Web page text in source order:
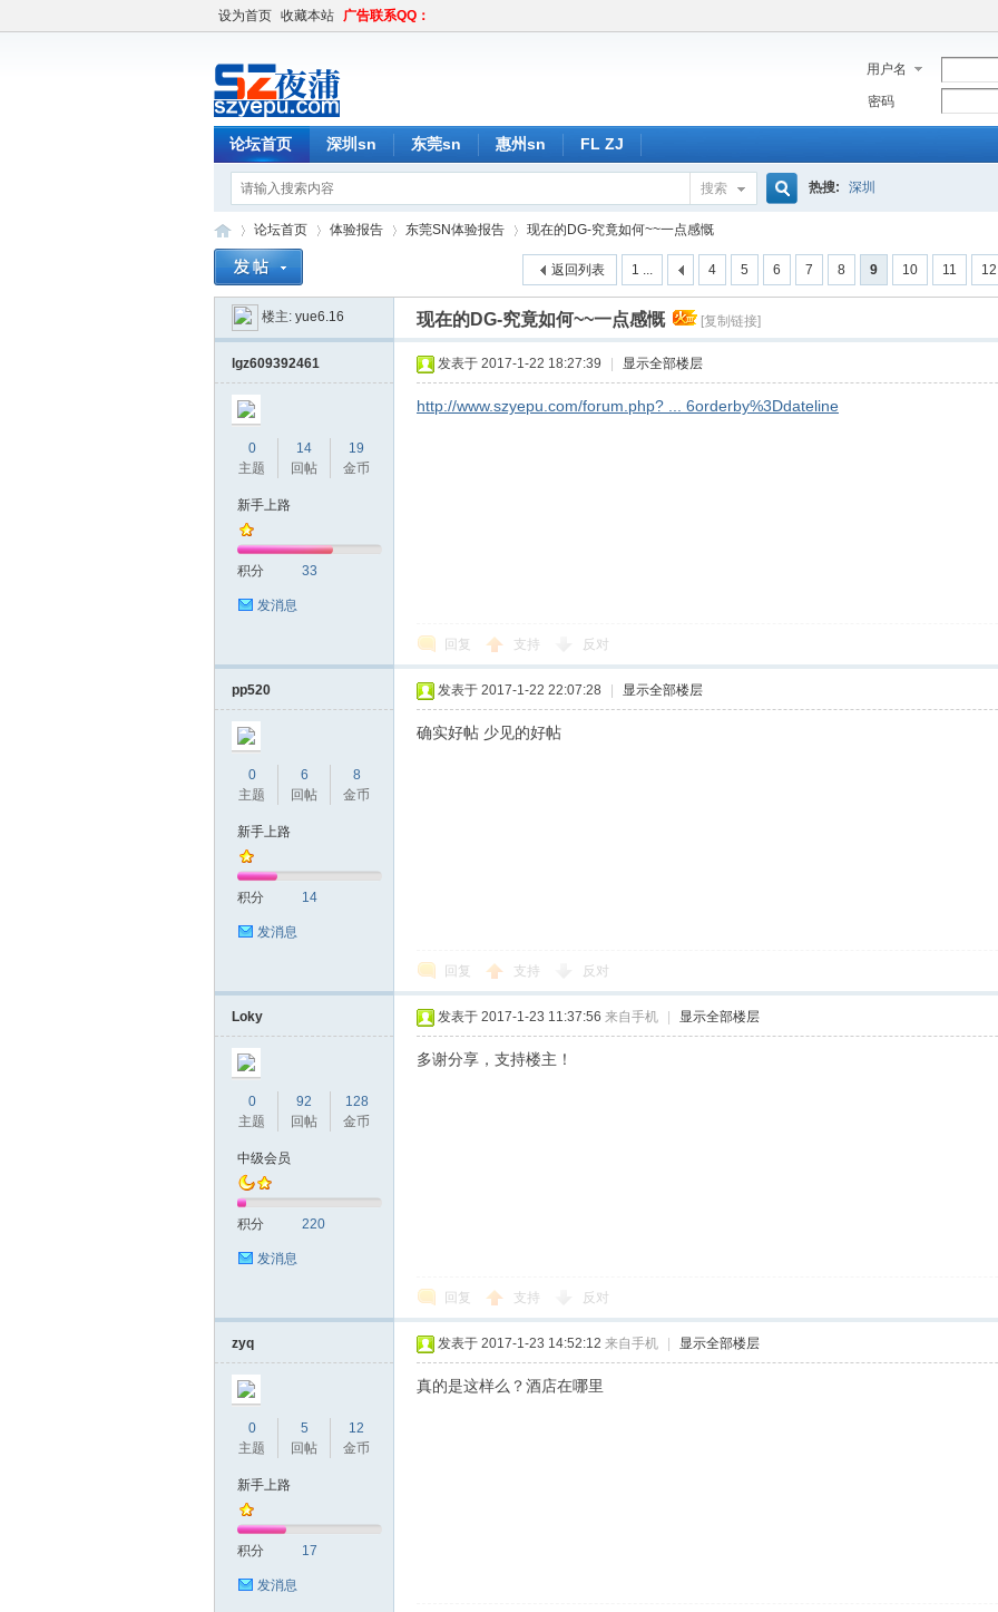
设为首页 收藏本站 广告联系QQ：
用户名
密码
论坛首页 深圳sn 东莞sn 惠州sn FL ZJ
搜索 热搜: 深圳
夜
»
论坛首页
›
体验报告 东莞SN体验报告
›
现在的DG-究竟如何~~一点感慨
1 ... 4 5 6 7 8 9 10 11 12
返回列表
楼主: yue6.16 现在的DG-究竟如何~~一点感慨 [复制链接]
lgz609392461
0
主题
14
回帖
19
金币
新手上路
积分 33
发消息
发表于 2017-1-22 18:27:39 显示全部楼层
http://www.szyepu.com/forum.php? ... 6orderby%3Ddateline
回复 支持 反对
pp520
0
主题
6
回帖
8
金币
新手上路
积分 14
发消息
发表于 2017-1-22 22:07:28 显示全部楼层
确实好帖 少见的好帖
回复 支持 反对
Loky
0
主题
92
回帖
128
金币
中级会员
积分 220
发消息
发表于 2017-1-23 11:37:56 来自手机 显示全部楼层
多谢分享，支持楼主！
回复 支持 反对
zyq
0
主题
5
回帖
12
金币
新手上路
积分 17
发消息
发表于 2017-1-23 14:52:12 来自手机 显示全部楼层
真的是这样么？酒店在哪里